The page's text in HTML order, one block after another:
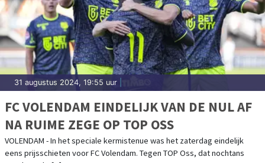
31 augustus 2024, 19:55 uur
FC VOLENDAM EINDELIJK VAN DE NUL AF
NA RUIME ZEGE OP TOP OSS
VOLENDAM - In het speciale kermistenue was het zaterdag eindelijk
eens prijsschieten voor FC Volendam. Tegen TOP Oss, dat nochtans